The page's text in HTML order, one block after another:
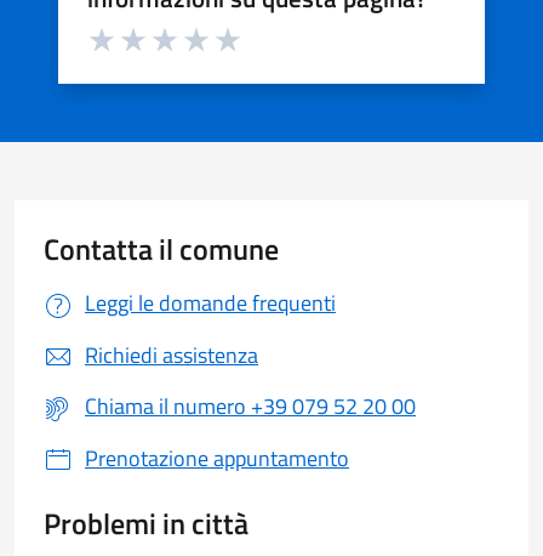
Valuta da 1 a 5 stelle la pagina
Contatta il comune
Leggi le domande frequenti
Richiedi assistenza
Chiama il numero +39 079 52 20 00
Prenotazione appuntamento
Problemi in città